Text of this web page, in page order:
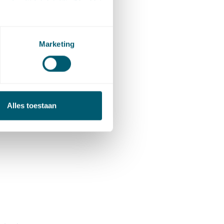
Marketing
Alles toestaan